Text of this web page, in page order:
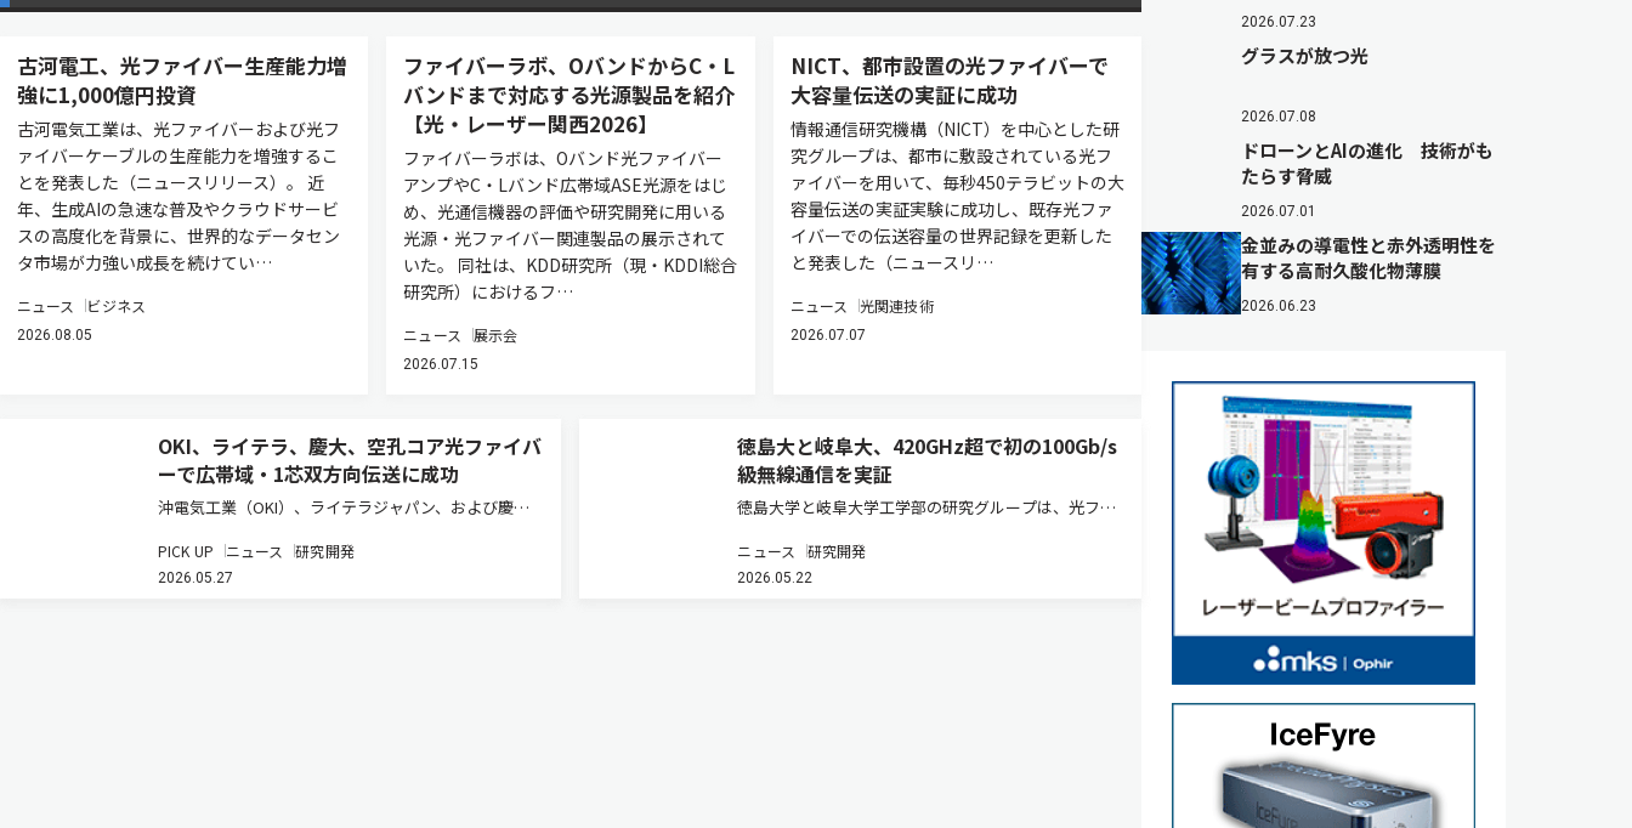
古河電工、光ファイバー生産能力増
強に1,000億円投資
古河電気工業は、光ファイバーおよび光フ
ァイバーケーブルの生産能力を増強するこ
とを発表した（ニュースリリース）。 近
年、生成AIの急速な普及やクラウドサービ
スの高度化を背景に、世界的なデータセン
タ市場が力強い成長を続けてい…
ニュース ビジネス
2026.08.05
ファイバーラボ、OバンドからC・L
バンドまで対応する光源製品を紹介
【光・レーザー関西2026】
ファイバーラボは、Oバンド光ファイバー
アンプやC・Lバンド広帯域ASE光源をはじ
め、光通信機器の評価や研究開発に用いる
光源・光ファイバー関連製品の展示されて
いた。 同社は、KDD研究所（現・KDDI総合
研究所）におけるフ…
ニュース 展示会
2026.07.15
NICT、都市設置の光ファイバーで
大容量伝送の実証に成功
情報通信研究機構（NICT）を中心とした研
究グループは、都市に敷設されている光フ
ァイバーを用いて、毎秒450テラビットの大
容量伝送の実証実験に成功し、既存光ファ
イバーでの伝送容量の世界記録を更新した
と発表した（ニュースリ…
ニュース 光関連技術
2026.07.07
OKI、ライテラ、慶大、空孔コア光ファイバ
ーで広帯域・1芯双方向伝送に成功
沖電気工業（OKI）、ライテラジャパン、および慶應
代光回線の実証において、1.26μmから1.58μmの広帯域
波長多重信号による1芯双方向伝送に世界で初めて成
PICK UP ニュース 研究開発
2026.05.27
徳島大と岐阜大、420GHz超で初の100Gb/s
級無線通信を実証
徳島大学と岐阜大学工学部の研究グループは、光ファ
と多値変調技術を組み合わせたマイクロ光コム駆動型
テラヘルツ通信システムを開発した（ニュースリリー
ニュース 研究開発
2026.05.22
2026.07.23
グラスが放つ光
2026.07.08
ドローンとAIの進化 技術がも
たらす脅威
2026.07.01
金並みの導電性と赤外透明性を
有する高耐久酸化物薄膜
2026.06.23